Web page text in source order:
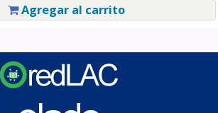
Agregar al carrito